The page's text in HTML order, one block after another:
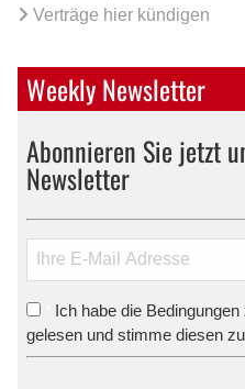
Verträge hier kündigen
Weekly Newsletter
Abonnieren Sie jetzt
Newsletter
Ich habe die
gelesen und stimme diesen